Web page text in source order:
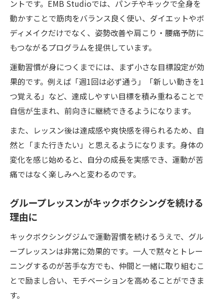
ントです。EMB Studioでは、パンチやキックで全身を
動かすことで筋肉をバランス良く使い、ダイエットやボ
ディメイクだけでなく、姿勢改善や肩こり・腰痛予防に
もつながるプログラムを提供しています。
運動習慣が身につくまでには、まず小さな目標設定が効
果的です。例えば「週1回は必ず通う」「新しい動きを1
つ覚える」など、達成しやすい目標を積み重ねることで
自信が生まれ、前向きに継続できるようになります。
また、レッスン後は達成感や爽快感を得られるため、自
然と「また行きたい」と思えるようになります。身体の
変化を感じ始めると、自分の成長を実感でき、運動が苦
痛ではなく楽しみへと変わるのです。
グループレッスンがキックボクシングを続ける
理由に
キックボクシングジムで運動習慣を続けるうえで、グル
ープレッスンは非常に効果的です。一人で黙々とトレー
ニングするのが苦手な方でも、仲間と一緒に取り組むこ
とで励まし合い、モチベーションを高めることができま
す。